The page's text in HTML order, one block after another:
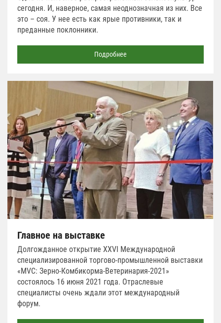
сегодня. И, наверное, самая неоднозначная из них. Все
это – соя. У нее есть как ярые противники, так и
преданные поклонники.
Подробнее
Главное на выставке
Долгожданное открытие XXVI Международной
специализированной торгово-промышленной выставки
«MVC: Зерно-Комбикорма-Ветеринария-2021»
состоялось 16 июня 2021 года. Отраслевые
специалисты очень ждали этот международный
форум.